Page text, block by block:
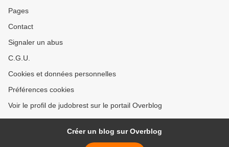
Pages
Contact
Signaler un abus
C.G.U.
Cookies et données personnelles
Préférences cookies
Voir le profil de judobrest sur le portail Overblog
Créer un blog sur Overblog